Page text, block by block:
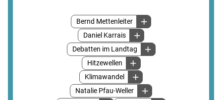
Bernd Mettenleiter
Daniel Karrais
Debatten im Landtag
Hitzewellen
Klimawandel
Natalie Pfau-Weller